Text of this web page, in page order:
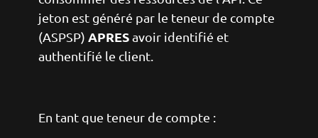
jeton est généré par le teneur de compte
(ASPSP) APRESavoir identifié et
authentifié le client.
En tant que teneur de compte :